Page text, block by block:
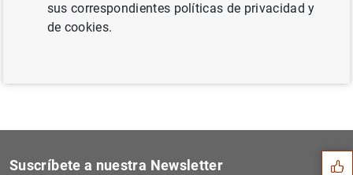
Anterior
Sugerencias
Suscríbete a nuestra Newsletter
sus correspondientes políticas de privacidad y
de cookies.